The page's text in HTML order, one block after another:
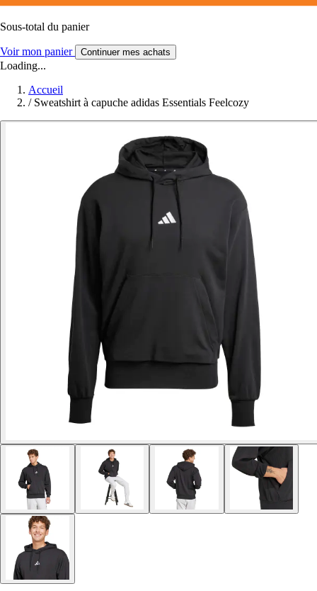
Sous-total du panier
Voir mon panier Continuer mes achats
Loading...
Accueil
/ Sweatshirt à capuche adidas Essentials Feelcozy